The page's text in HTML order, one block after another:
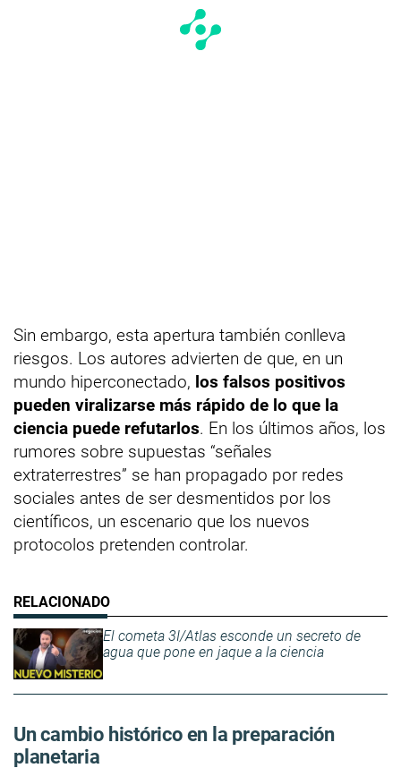
Sin embargo, esta apertura también conlleva
riesgos. Los autores advierten de que, en un
mundo hiperconectado, los falsos positivos
pueden viralizarse más rápido de lo que la
ciencia puede refutarlos. En los últimos años, los
rumores sobre supuestas “señales
extraterrestres” se han propagado por redes
sociales antes de ser desmentidos por los
científicos, un escenario que los nuevos
protocolos pretenden controlar.
El cometa 3I/Atlas esconde un secreto de
agua que pone en jaque a la ciencia
Un cambio histórico en la preparación
planetaria